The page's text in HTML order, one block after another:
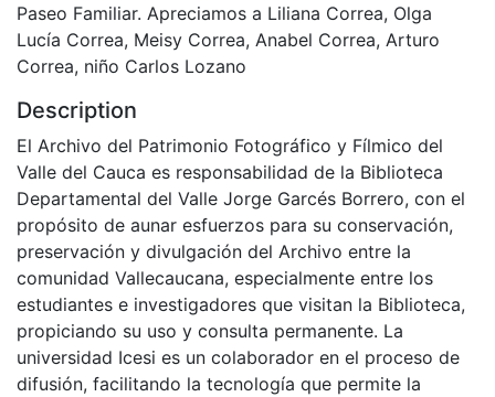
Paseo Familiar. Apreciamos a Liliana Correa, Olga
Lucía Correa, Meisy Correa, Anabel Correa, Arturo
Correa, niño Carlos Lozano
Description
El Archivo del Patrimonio Fotográfico y Fílmico del
Valle del Cauca es responsabilidad de la Biblioteca
Departamental del Valle Jorge Garcés Borrero, con el
propósito de aunar esfuerzos para su conservación,
preservación y divulgación del Archivo entre la
comunidad Vallecaucana, especialmente entre los
estudiantes e investigadores que visitan la Biblioteca,
propiciando su uso y consulta permanente. La
universidad Icesi es un colaborador en el proceso de
difusión, facilitando la tecnología que permite la